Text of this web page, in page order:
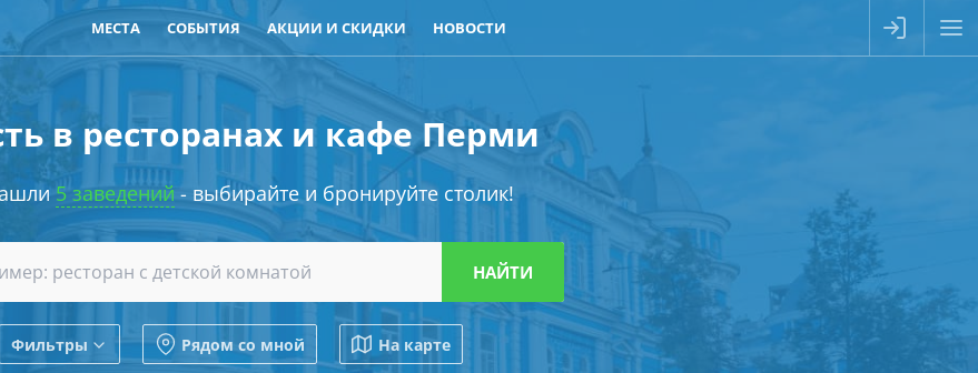
МЕСТА СОБЫТИЯ АКЦИИ И СКИДКИ НОВОСТИ
в ресторанах и кафе Перми
5 заведений- выбирайте и бронируйте столик!
Фильтры Рядом со мной На карте